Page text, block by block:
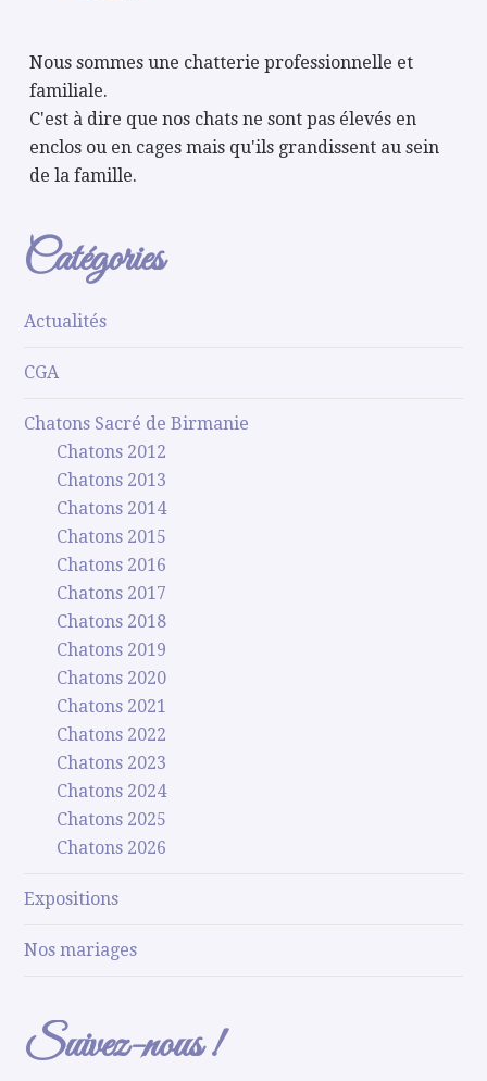
Nous sommes une chatterie professionnelle et
familiale.
C'est à dire que nos chats ne sont pas élevés en
enclos ou en cages mais qu'ils grandissent au sein
de la famille.
Catégories
Actualités
CGA
Chatons Sacré de Birmanie
Chatons 2012
Chatons 2013
Chatons 2014
Chatons 2015
Chatons 2016
Chatons 2017
Chatons 2018
Chatons 2019
Chatons 2020
Chatons 2021
Chatons 2022
Chatons 2023
Chatons 2024
Chatons 2025
Chatons 2026
Expositions
Nos mariages
Suivez-nous !